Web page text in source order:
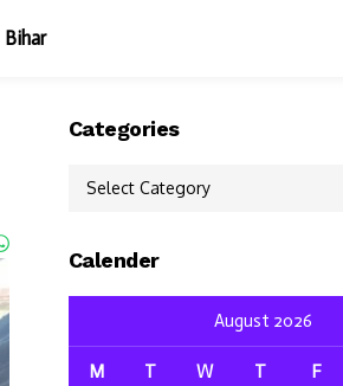
Bihar
Categories
Categories
Calender
August 2026
M T W T F